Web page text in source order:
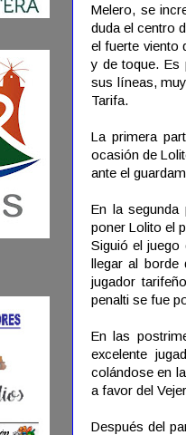
Melero, se
duda el centro
el fuerte viento
y de toque. Es
sus líneas,
Tarifa.
La primera
ocasión de
ante el
En la segunda
poner Lolito el
Siguió el juego
llegar al borde
jugador
penalti se fue
En las
excelente
colándose en
a favor del
Después del